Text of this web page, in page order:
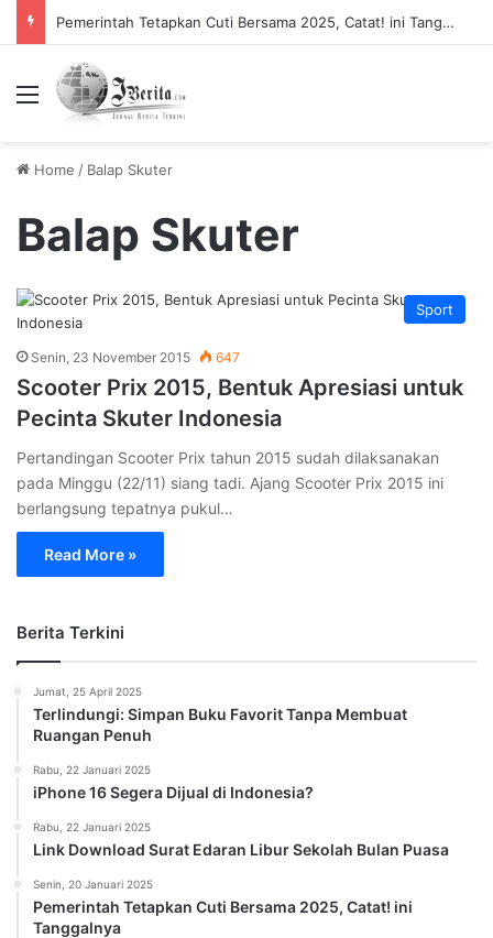
Pemerintah Tetapkan Cuti Bersama 2025, Catat! ini Tanggalnya
Menu
Home / Balap Skuter
Balap Skuter
Sport
Senin, 23 November 2015 647
Scooter Prix 2015, Bentuk Apresiasi untuk
Pecinta Skuter Indonesia
Pertandingan Scooter Prix tahun 2015 sudah dilaksanakan
pada Minggu (22/11) siang tadi. Ajang Scooter Prix 2015 ini
berlangsung tepatnya pukul…
Read More »
Berita Terkini
Jumat, 25 April 2025
Terlindungi: Simpan Buku Favorit Tanpa Membuat
Ruangan Penuh
Rabu, 22 Januari 2025
iPhone 16 Segera Dijual di Indonesia?
Rabu, 22 Januari 2025
Link Download Surat Edaran Libur Sekolah Bulan Puasa
Senin, 20 Januari 2025
Pemerintah Tetapkan Cuti Bersama 2025, Catat! ini
Tanggalnya